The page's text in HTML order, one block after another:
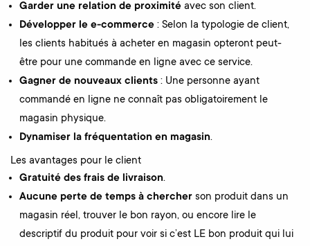
Garder une relation de proximitéavec son client.
Développer le e-commerce: Selon la typologie de client,
les clients habitués à acheter en magasin opteront peut-
être pour une commande en ligne avec ce service.
Gagner de nouveaux clients: Une personne ayant
commandé en ligne ne connaît pas obligatoirement le
magasin physique.
Dynamiser la fréquentation en magasin.
Les avantages pour le client
Gratuité des frais de livraison.
Aucune perte de temps à chercherson produit dans un
magasin réel, trouver le bon rayon, ou encore lire le
descriptif du produit pour voir si c’est LE bon produit qui lui